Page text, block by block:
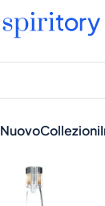
NuovoCollezioni